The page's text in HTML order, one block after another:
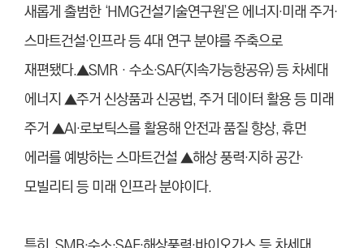
새롭게 출범한 ‘HMG건설기술연구원’은 에너지·미래 주거·
스마트건설·인프라 등 4대 연구 분야를 주축으로
재편됐다.▲SMR‧수소·SAF(지속가능항공유) 등 차세대
에너지 ▲주거 신상품과 신공법, 주거 데이터 활용 등 미래
주거 ▲AI·로보틱스를 활용해 안전과 품질 향상, 휴먼
에러를 예방하는 스마트건설 ▲해상 풍력·지하 공간·
모빌리티 등 미래 인프라 분야이다.